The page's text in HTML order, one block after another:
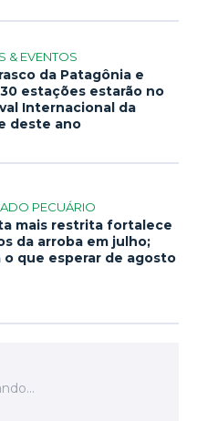
& EVENTOS
da Patagônia e
estações estarão no
Internacional da
deste ano
PECUÁRIO
mais restrita fortalece
da arroba em julho;
o que esperar de agosto